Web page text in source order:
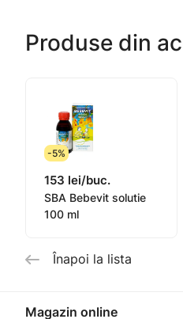
Doza: 4 acadele per zi
Produse din
-5%
153 lei/buc.
SBA Bebevit solutie
100 ml
Înapoi la lista
Magazin online